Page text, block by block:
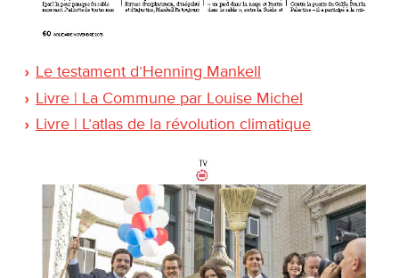
Le testament d’Henning Mankell
Livre | La Commune par Louise Michel
Livre | L’atlas de la révolution climatique